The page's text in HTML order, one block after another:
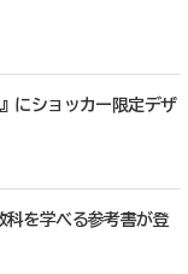
にショッカー限定デザ
科を学べる参考書が登